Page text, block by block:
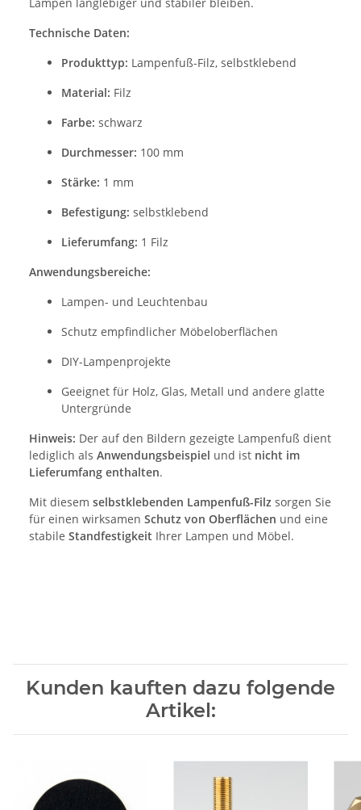
Technische Daten:
Produkttyp: Lampenfuß-Filz, selbstklebend
Material: Filz
Farbe: schwarz
Durchmesser: 100 mm
Stärke: 1 mm
Befestigung: selbstklebend
Lieferumfang: 1 Filz
Anwendungsbereiche:
Lampen- und Leuchtenbau
Schutz empfindlicher Möbeloberflächen
DIY-Lampenprojekte
Geeignet für Holz, Glas, Metall und andere glatte
Untergründe
Hinweis: Der auf den Bildern gezeigte Lampenfuß dient
lediglich als Anwendungsbeispiel und ist nicht im
Lieferumfang enthalten.
Mit diesem selbstklebenden Lampenfuß-Filz sorgen Sie
für einen wirksamen Schutz von Oberflächen und eine
stabile Standfestigkeit Ihrer Lampen und Möbel.
Kunden kauften dazu folgende
Artikel: